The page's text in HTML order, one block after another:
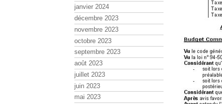
janvier 2024
décembre 2023
novembre 2023
octobre 2023
septembre 2023
août 2023
juillet 2023
juin 2023
mai 2023